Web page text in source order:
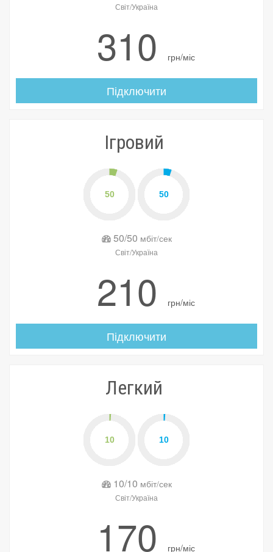
Світ/Україна
310 грн/міс
Підключити
Ігровий
50/50 мбіт/сек
Світ/Україна
210 грн/міс
Підключити
Легкий
10/10 мбіт/сек
Світ/Україна
170 грн/міс